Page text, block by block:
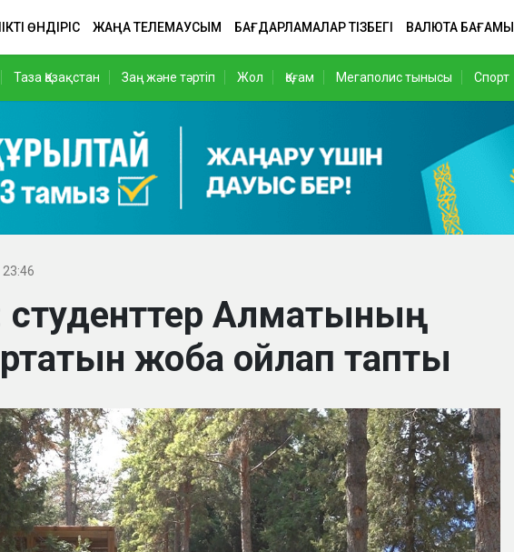
ӨНДІРІС ЖАҢА ТЕЛЕМАУСЫМ БАҒДАРЛАМАЛАР ТІЗБЕГІ ВАЛЮТА БАҒАМЫ
Таза Қазақстан Заң және тәртіп Жол Қоғам Мегаполис тынысы Спорт
студенттер Алматының
жоба ойлап тапты